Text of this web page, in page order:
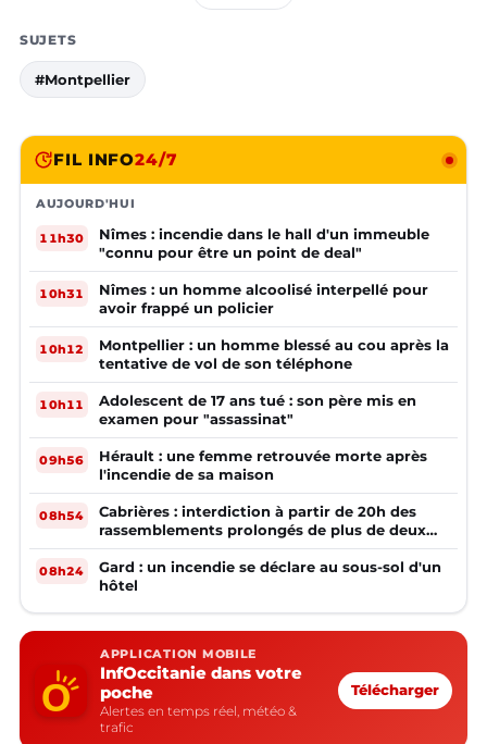
SUJETS
#Montpellier
FIL INFO24/7
AUJOURD'HUI
11h30
Nîmes : incendie dans le hall d'un immeuble
"connu pour être un point de deal"
10h31
Nîmes : un homme alcoolisé interpellé pour
avoir frappé un policier
10h12
Montpellier : un homme blessé au cou après la
tentative de vol de son téléphone
10h11
Adolescent de 17 ans tué : son père mis en
examen pour "assassinat"
09h56
Hérault : une femme retrouvée morte après
l'incendie de sa maison
08h54
Cabrières : interdiction à partir de 20h des
rassemblements prolongés de plus de deux
mineurs non accompagnés d'un adulte
08h24
Gard : un incendie se déclare au sous-sol d'un
hôtel
APPLICATION MOBILE
InfOccitanie dans votre
poche
Alertes en temps réel, météo &
trafic
Télécharger